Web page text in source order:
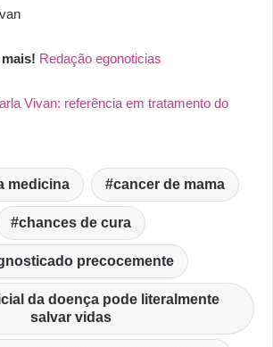
Redação egonoticias
Vivan: referência em tratamento do
medicina cancer de mama
chances de cura
precocemente
da doença pode literalmente
salvar vidas